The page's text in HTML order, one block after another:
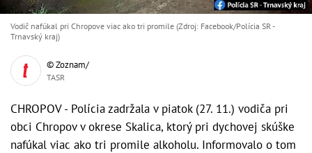
Vodič nafúkal pri Chropove viac ako tri promile (Zdroj: Facebook/Polícia SR -
Trnavský kraj)
© Zoznam/
TASR
CHROPOV - Polícia zadržala v piatok (27. 11.) vodiča pri
obci Chropov v okrese Skalica, ktorý pri dychovej skúške
nafúkal viac ako tri promile alkoholu. Informovalo o tom